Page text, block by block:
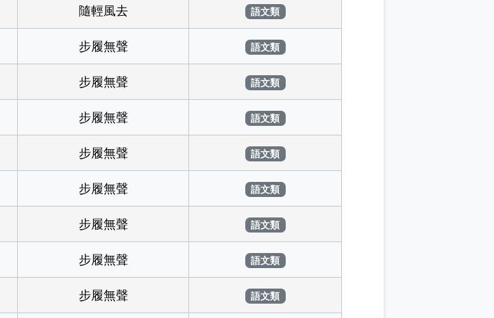
隨輕風去 語文類
步履無聲 語文類
步履無聲 語文類
步履無聲 語文類
步履無聲 語文類
步履無聲 語文類
步履無聲 語文類
步履無聲 語文類
步履無聲 語文類